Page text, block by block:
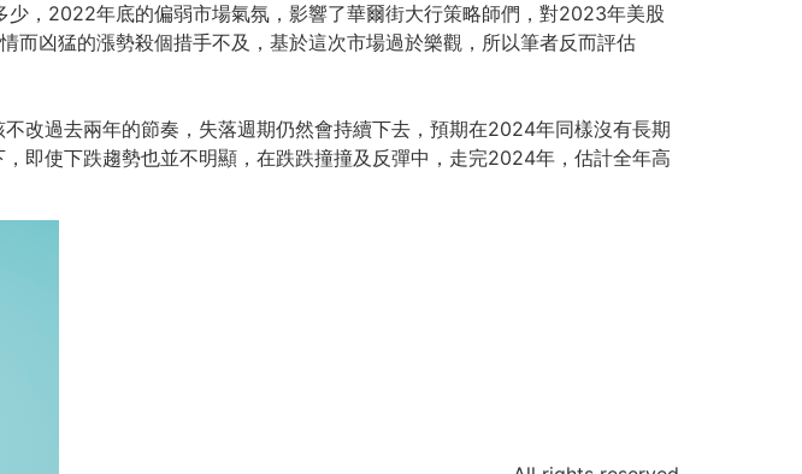
少，2022年底的偏弱市場氣氛， 影響了華爾街大行策略師們，對2023年美股
而凶猛的漲勢殺個措手不及， 基於這次市場過於樂觀， 所以筆者反而評估
不改過去兩年的節奏，失落週期仍然會持續下去， 預期在2024年同樣沒有長期
即使下跌趨勢也並不明顯，在跌跌撞撞及反彈中，走完2024年， 估計全年高